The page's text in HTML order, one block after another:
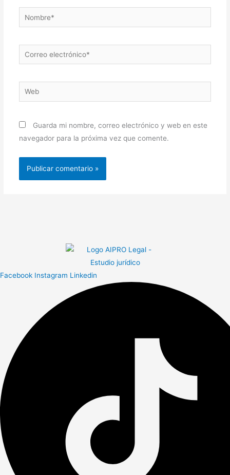
Nombre*
Correo
electrónico*
Web
Guarda mi nombre, correo electrónico y web en este
navegador para la próxima vez que comente.
Facebook Instagram Linkedin